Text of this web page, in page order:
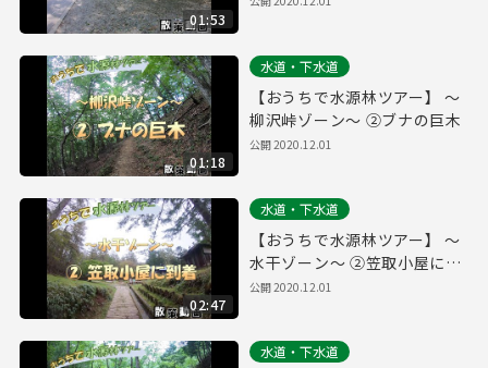
01:53
01:18
水道・下水道
【おうちで水源林ツアー】 ～
柳沢峠ゾーン～ ②ブナの巨木
公開2020.12.01
02:47
水道・下水道
【おうちで水源林ツアー】 ～
水干ゾーン～ ②笠取小屋に到
着
公開2020.12.01
水道・下水道